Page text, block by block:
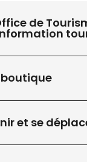
de
boutique
et se